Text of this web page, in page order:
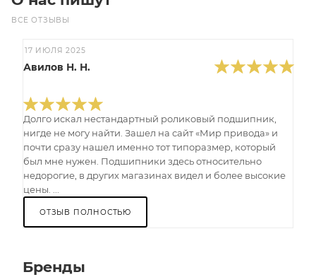
ВСЕ ОТЗЫВЫ
17 ИЮЛЯ 2025
Авилов Н. Н.
Долго искал нестандартный роликовый подшипник,
нигде не могу найти. Зашел на сайт «Мир привода» и
почти сразу нашел именно тот типоразмер, который
был мне нужен. Подшипники здесь относительно
недорогие, в других магазинах видел и более высокие
цены. ...
ОТЗЫВ ПОЛНОСТЬЮ
Бренды